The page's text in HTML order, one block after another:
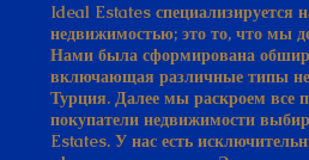
Ideal Estates специализируется
недвижимостью; это то, что мы
Нами была сформирована
включающая различные типы
Турция. Далее мы раскроем все
покупатели недвижимости
Estates. У нас есть